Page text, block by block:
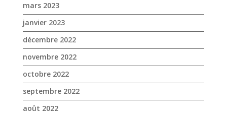
septembre 2022
août 2022
juillet 2022
juin 2022
mai 2022
avril 2022
mars 2022